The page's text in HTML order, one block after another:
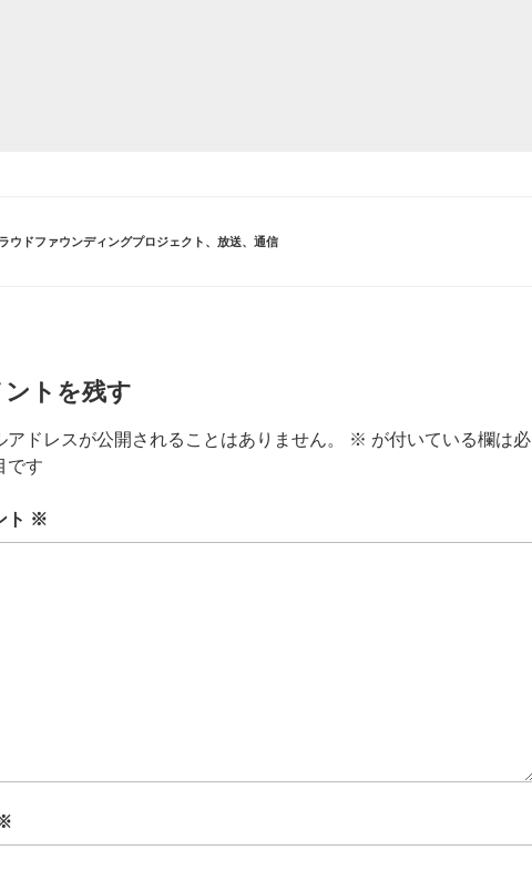
ウドファウンディングプロジェクト 、 放送、 通信
ントを残す
アドレスが公開されることはありません。 ※ が付いている欄は必
です
ト ※